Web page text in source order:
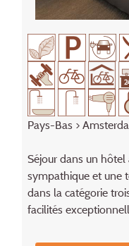
Pays-Bas >
Séjour dans un
sympathique et une
dans la catégorie
facilités